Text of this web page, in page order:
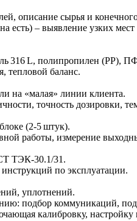
описание сырья и
есть) – выявление узких мест
316 L, полипропилен (PP),
тепловой баланс.
на «малая» линии клиента.
точность дозировки,
(2‑5 штук).
работы, измерение
ТЭК‑30.1/31.
по эксплуатации.
уплотнений.
подбор коммуникаций,
калибровку,